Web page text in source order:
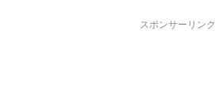
スポンサーリンク